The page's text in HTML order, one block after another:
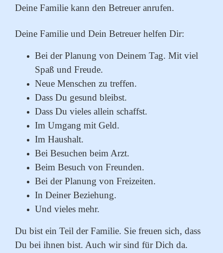
Deine Familie kann den Betreuer anrufen.
Deine Familie und Dein Betreuer helfen Dir:
Bei der Planung von Deinem Tag. Mit viel
Spaß und Freude.
Neue Menschen zu treffen.
Dass Du gesund bleibst.
Dass Du vieles allein schaffst.
Im Umgang mit Geld.
Im Haushalt.
Bei Besuchen beim Arzt.
Beim Besuch von Freunden.
Bei der Planung von Freizeiten.
In Deiner Beziehung.
Und vieles mehr.
Du bist ein Teil der Familie. Sie freuen sich, dass
Du bei ihnen bist. Auch wir sind für Dich da.